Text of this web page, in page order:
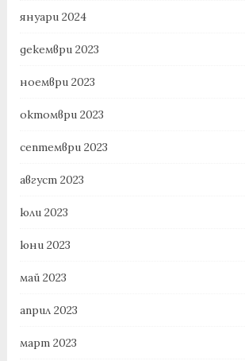
януари 2024
декември 2023
ноември 2023
октомври 2023
септември 2023
август 2023
юли 2023
юни 2023
май 2023
април 2023
март 2023